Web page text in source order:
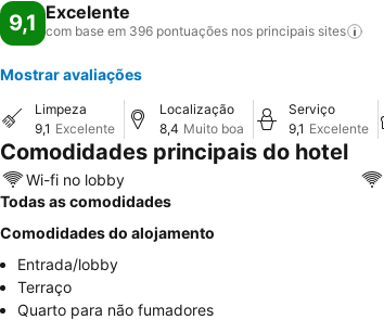
9,1 Excelente
com base em 396 pontuações nos principais sites
Mostrar avaliações
Limpeza
9,1 Excelente
Localização
8,4 Muito boa
Serviço
9,1 Excelente
Comodidades principais do hotel
Wi-fi no lobby
Todas as comodidades
Comodidades do alojamento
Entrada/lobby
Terraço
Quarto para não fumadores